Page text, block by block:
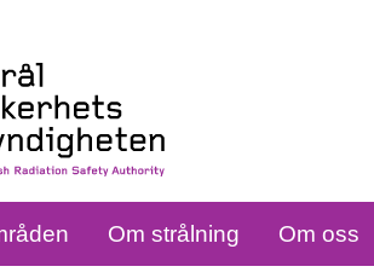
Om strålning Om oss